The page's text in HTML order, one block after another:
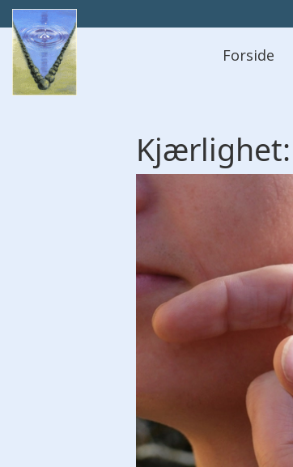
HovedmenyForside
Kjærlighet: